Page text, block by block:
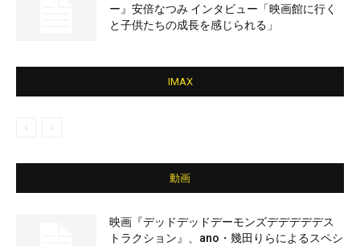
ー』安倍なつみ インタビュー「映画館に行く
と子供たちの成長を感じられる」
IMAX
動画
映画『デッドデッドデーモンズデデデデデス
トラクション』、ano・幾田りらによるスペシ